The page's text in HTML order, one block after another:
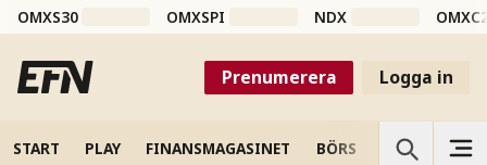
OMXS30 OMXSPI NDX
Prenumerera Logga in
START PLAY FINANSMAGASINET BÖRS VETENSKAP